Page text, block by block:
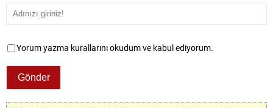
Yorum yazma kurallarını okudum ve kabul ediyorum.